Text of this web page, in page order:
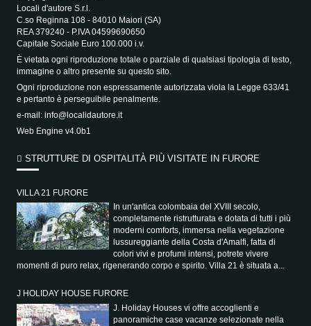
Locali d'autore S.r.l.
C.so Reginna 108 - 84010 Maiori (SA)
REA 379240 - P.IVA 04599690650
Capitale Sociale Euro 100.000 i.v.
È vietata ogni riproduzione totale o parziale di qualsiasi tipologia di testo,
immagine o altro presente su questo sito.
Ogni riproduzione non espressamente autorizzata viola la Legge 633/41
e pertanto è perseguibile penalmente.
e-mail: info@localidautore.it
Web Engine v4.0b1
STRUTTURE DI OSPITALITÀ PIÙ VISITATE IN FURORE
VILLA 21 FURORE
In un'antica colombaia del XVIII secolo,
completamente ristrutturata e dotata di tutti i più
moderni comforts, immersa nella vegetazione
lussureggiante della Costa d'Amalfi, fatta di
colori vivi e profumi intensi, potrete vivere
momenti di puro relax, rigenerando corpo e spirito. Villa 21 è situata a...
J HOLIDAY HOUSE FURORE
J. Holiday Houses vi offre accoglienti e
panoramiche case vacanze selezionate nella